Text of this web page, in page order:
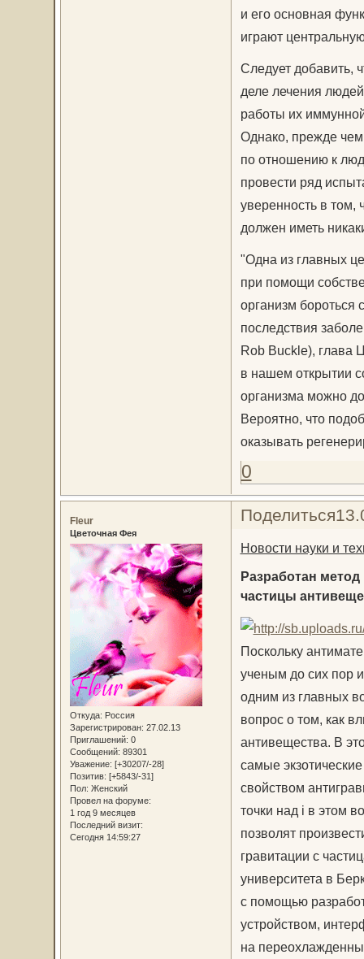
и его основная
играют
Следует добавить,
деле лечения
работы их
Однако, прежде
по отношению к
провести ряд
уверенность в том,
должен иметь
"Одна из главных
при помощи
организм бороться
последствия
Rob Buckle), глава
в нашем открытии
организма можно
Вероятно, что
оказывать
0
Поделиться
Fleur
Цветочная Фея
Откуда: Россия
Зарегистрирован: 27.02.13
Приглашений: 0
Сообщений: 89301
Уважение: [+30207/-28]
Позитив: [+5843/-31]
Пол: Женский
Провел на форуме:
1 год 9 месяцев
Последний визит:
Сегодня 14:59:27
Новости науки и
Разработан
частицы
Поскольку
ученым до сих пор
одним из главных
вопрос о том, как
антивещества. В
самые
свойством
точки над i в этом
позволят
гравитации с
университета в
с помощью
устройством,
на